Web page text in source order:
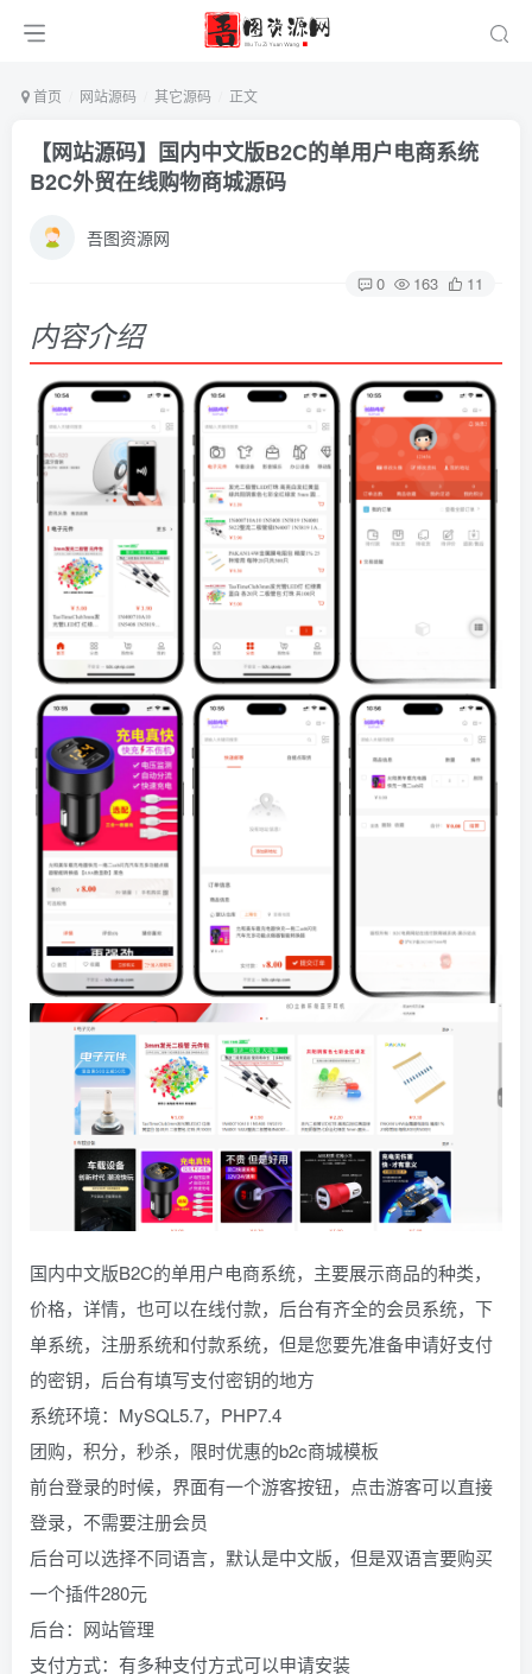
首页 网站源码 其它源码 正文
【网站源码】国内中文版B2C的单用户电商系统
B2C外贸在线购物商城源码
吾图资源网
0 163 11
内容介绍
国内中文版B2C的单用户电商系统，主要展示商品的种类，
价格，详情，也可以在线付款，后台有齐全的会员系统，下
单系统，注册系统和付款系统，但是您要先准备申请好支付
的密钥，后台有填写支付密钥的地方
系统环境：MySQL5.7，PHP7.4
团购，积分，秒杀，限时优惠的b2c商城模板
前台登录的时候，界面有一个游客按钮，点击游客可以直接
登录，不需要注册会员
后台可以选择不同语言，默认是中文版，但是双语言要购买
一个插件280元
后台：网站管理
支付方式：有多种支付方式可以申请安装